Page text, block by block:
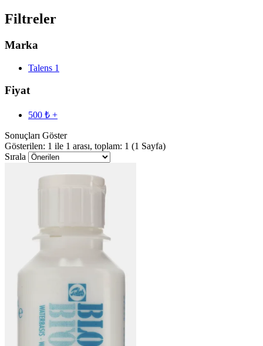
Filtreler
Marka
Talens 1
Fiyat
500 ₺ +
Sonuçları Göster
Gösterilen: 1 ile 1 arası, toplam: 1 (1 Sayfa)
Sırala